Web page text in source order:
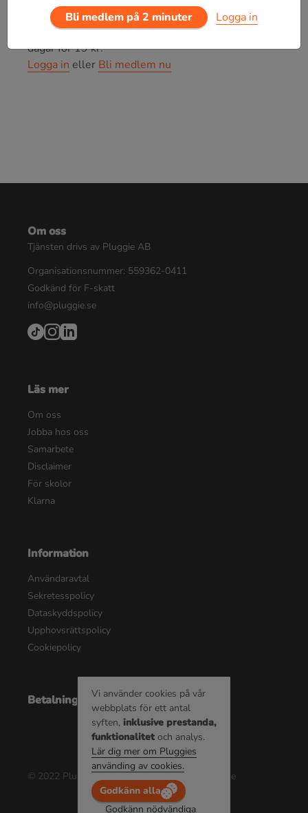
Enbart medlemmar kan kommentera.
dagar för 19 kr.
Logga in eller Bli medlem nu
Bli medlem på 2 minuter Logga in
Om oss
Tjänsten drivs av Pluggie AB
Organisationsnummer: 559362-0411
Godkänd för F-skatt
info@pluggie.se
Läs mer
Om oss
Jobba hos oss
Samarbete
Disclaimer
För skolor
Klarna
Information
Användaravtal
Sekretesspolicy
Dataskyddspolicy
Upphovsrättspolicy
Cookiepolicy
Betalningsalternativ
© 2022 Pluggie AB | Alla rättigheter reserverade
Vi använder cookies på vår
webbplats för ett antal
syften, inklusive prestanda,
funktionalitet och analys.
Lär dig mer om Pluggies
använding av cookies.
Godkänn alla
Godkänn nödvändiga